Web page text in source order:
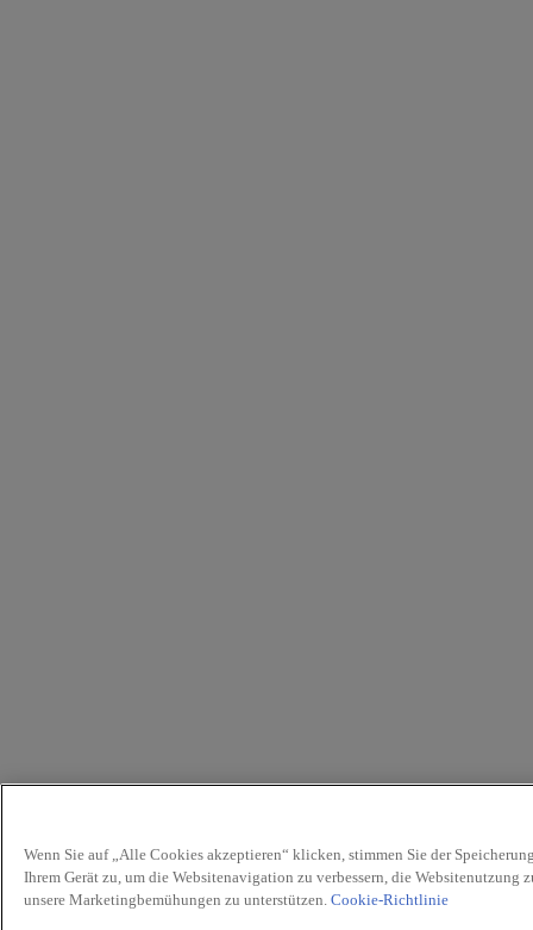
Wenn Sie auf „Alle Cookies akzeptieren“ klicken, stimmen Sie der
Ihrem Gerät zu, um die Websitenavigation zu verbessern, die Websitenutzung
unsere Marketingbemühungen zu unterstützen. Cookie-Richtlinie